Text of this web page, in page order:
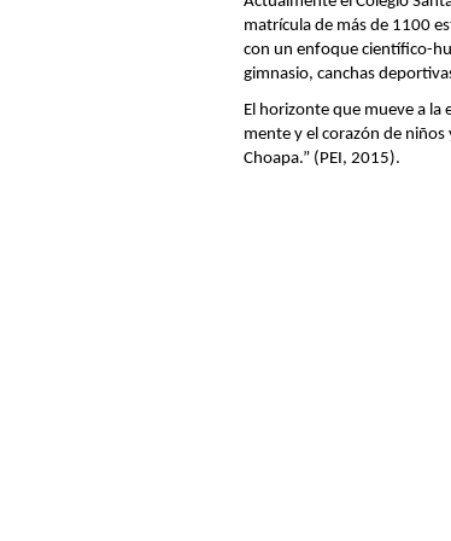
matrícula de más de 1100
con un enfoque científico-
gimnasio, canchas
El horizonte que mueve a la
mente y el corazón de
Choapa.” (PEI, 2015).